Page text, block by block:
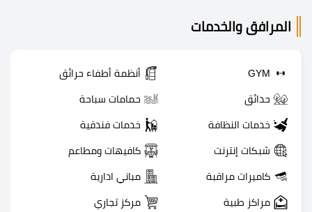
المرافق والخدمات
GYM أنظمة أطفاء حرائق
حدائق حمامات سباحة
خدمات النظافة خدمات فندقية
شبكات إنترنت كافيهات ومطاعم
كاميرات مراقبة مباني ادارية
مراكز طبية مركز تجاري